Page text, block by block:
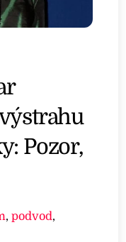
Pozor,
,podvod,